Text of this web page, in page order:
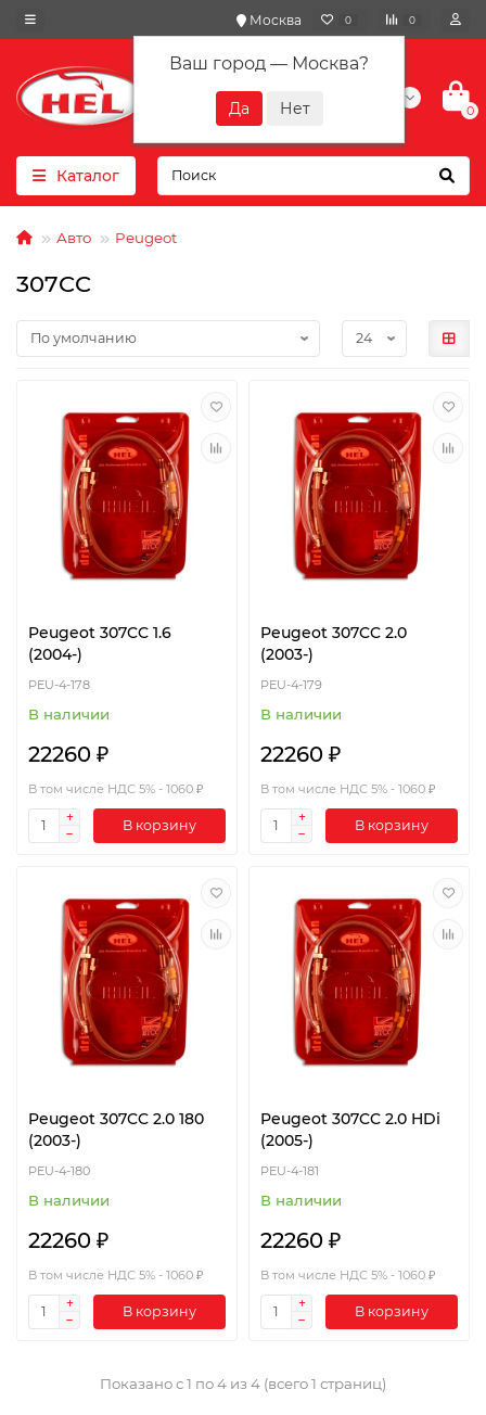
Москва
Ваш город — Москва?
0 0
+7(901) 417-10-01
0
Каталог
Авто Peugeot
307CC
Peugeot 307CC 1.6
(2004-)
PEU-4-178
В наличии
22260 ₽
В том числе НДС 5% - 1060 ₽
В корзину
Peugeot 307CC 2.0
(2003-)
PEU-4-179
В наличии
22260 ₽
В том числе НДС 5% - 1060 ₽
В корзину
Peugeot 307CC 2.0 180
(2003-)
PEU-4-180
В наличии
22260 ₽
В том числе НДС 5% - 1060 ₽
В корзину
Peugeot 307CC 2.0 HDi
(2005-)
PEU-4-181
В наличии
22260 ₽
В том числе НДС 5% - 1060 ₽
В корзину
Показано с 1 по 4 из 4 (всего 1 страниц)